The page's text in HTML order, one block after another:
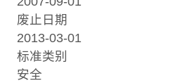
废止日期
2013-03-01
标准类别
安全